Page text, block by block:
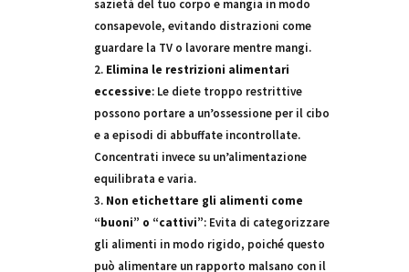
sazietà del tuo corpo e mangia in modo
consapevole, evitando distrazioni come
guardare la TV o lavorare mentre mangi.
Elimina le restrizioni alimentari
eccessive: Le diete troppo restrittive
possono portare a un’ossessione per il cibo
e a episodi di abbuffate incontrollate.
Concentrati invece su un’alimentazione
equilibrata e varia.
Non etichettare gli alimenti come
“buoni” o “cattivi”: Evita di categorizzare
gli alimenti in modo rigido, poiché questo
può alimentare un rapporto malsano con il